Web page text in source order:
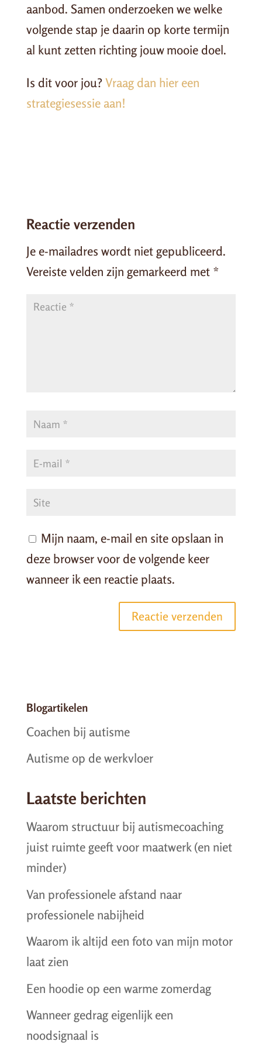
aanbod. Samen onderzoeken we welke
volgende stap je daarin op korte termijn
al kunt zetten richting jouw mooie doel.
Is dit voor jou?Vraag dan hier een
strategiesessie aan!
Reactie verzenden
Je e-mailadres wordt niet gepubliceerd.
Vereiste velden zijn gemarkeerd met *
Mijn naam, e-mail en site opslaan in
deze browser voor de volgende keer
wanneer ik een reactie plaats.
Blogartikelen
Coachen bij autisme
Autisme op de werkvloer
Laatste berichten
Waarom structuur bij autismecoaching
juist ruimte geeft voor maatwerk (en niet
minder)
Van professionele afstand naar
professionele nabijheid
Waarom ik altijd een foto van mijn motor
laat zien
Een hoodie op een warme zomerdag
Wanneer gedrag eigenlijk een
noodsignaal is